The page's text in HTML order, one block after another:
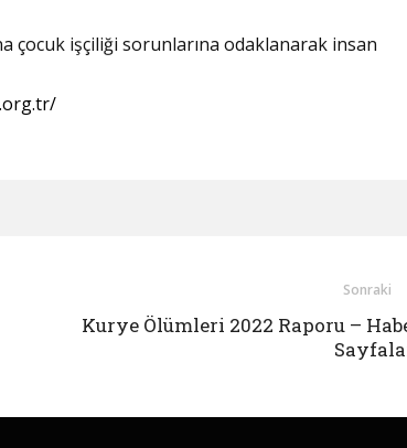
çocuk işçiliği sorunlarına odaklanarak insan
Sonraki
Kurye Ölümleri 2022 Raporu –